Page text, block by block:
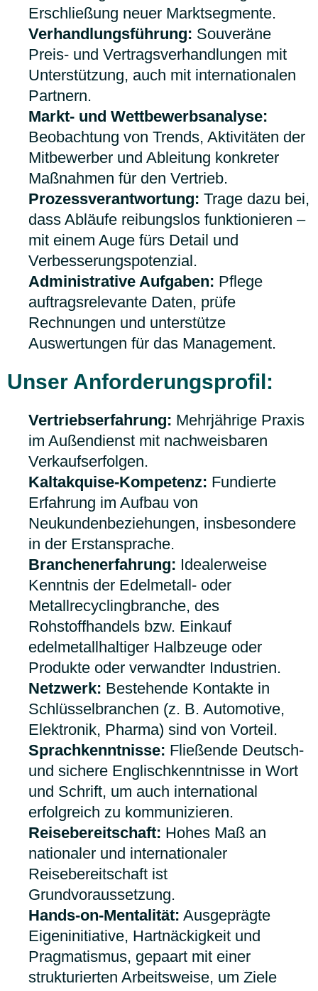
Erschließung neuer Marktsegmente.
Verhandlungsführung: Souveräne
Preis- und Vertragsverhandlungen mit
Unterstützung, auch mit internationalen
Partnern.
Markt- und Wettbewerbsanalyse:
Beobachtung von Trends, Aktivitäten der
Mitbewerber und Ableitung konkreter
Maßnahmen für den Vertrieb.
Prozessverantwortung: Trage dazu bei,
dass Abläufe reibungslos funktionieren –
mit einem Auge fürs Detail und
Verbesserungspotenzial.
Administrative Aufgaben: Pflege
auftragsrelevante Daten, prüfe
Rechnungen und unterstütze
Auswertungen für das Management.
Unser Anforderungsprofil:
Vertriebserfahrung: Mehrjährige Praxis
im Außendienst mit nachweisbaren
Verkaufserfolgen.
Kaltakquise-Kompetenz: Fundierte
Erfahrung im Aufbau von
Neukundenbeziehungen, insbesondere
in der Erstansprache.
Branchenerfahrung: Idealerweise
Kenntnis der Edelmetall- oder
Metallrecyclingbranche, des
Rohstoffhandels bzw. Einkauf
edelmetallhaltiger Halbzeuge oder
Produkte oder verwandter Industrien.
Netzwerk: Bestehende Kontakte in
Schlüsselbranchen (z. B. Automotive,
Elektronik, Pharma) sind von Vorteil.
Sprachkenntnisse: Fließende Deutsch-
und sichere Englischkenntnisse in Wort
und Schrift, um auch international
erfolgreich zu kommunizieren.
Reisebereitschaft: Hohes Maß an
nationaler und internationaler
Reisebereitschaft ist
Grundvoraussetzung.
Hands-on-Mentalität: Ausgeprägte
Eigeninitiative, Hartnäckigkeit und
Pragmatismus, gepaart mit einer
strukturierten Arbeitsweise, um Ziele